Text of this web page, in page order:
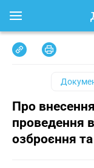
Про
проведення
озброєння та